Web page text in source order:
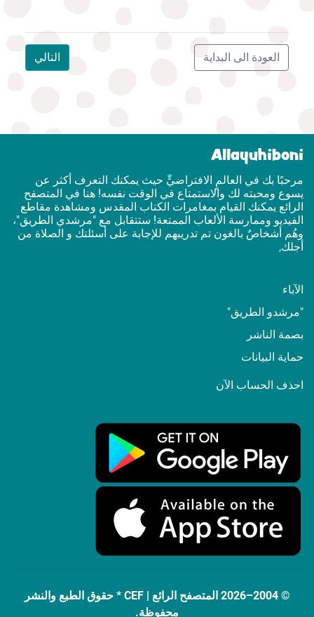
التالي العودة الى البداية
Allayuhiboni
مرحبًا بك في العالمٍ الافتراضيٍّ حيث يمكنك التعرف أكثر عن
يسوع ومحبته لك والاستمتاع في الوقت نفسه! هنا في المتصفح
الرائع يمكنك القيام بمغامرات الكتاب المقدس ومشاهدة مقاطع
الفيديو وممارسة الألعاب الممتعة! ستتقابل مع "مرشدي الطريق"،
وهُم أشخاصٌ بالغون تم تدريبهم للإجابة على أسئلتك و الصلاة من
أجلك,
الآباء
"مرشدو الطريق"
بصمة الناشر
حماية البيانات
احذف الحساب الآن
© 2004–2026 المتصفح الرائع | CEF * حقوق الطبع والنشر
محفوظة.